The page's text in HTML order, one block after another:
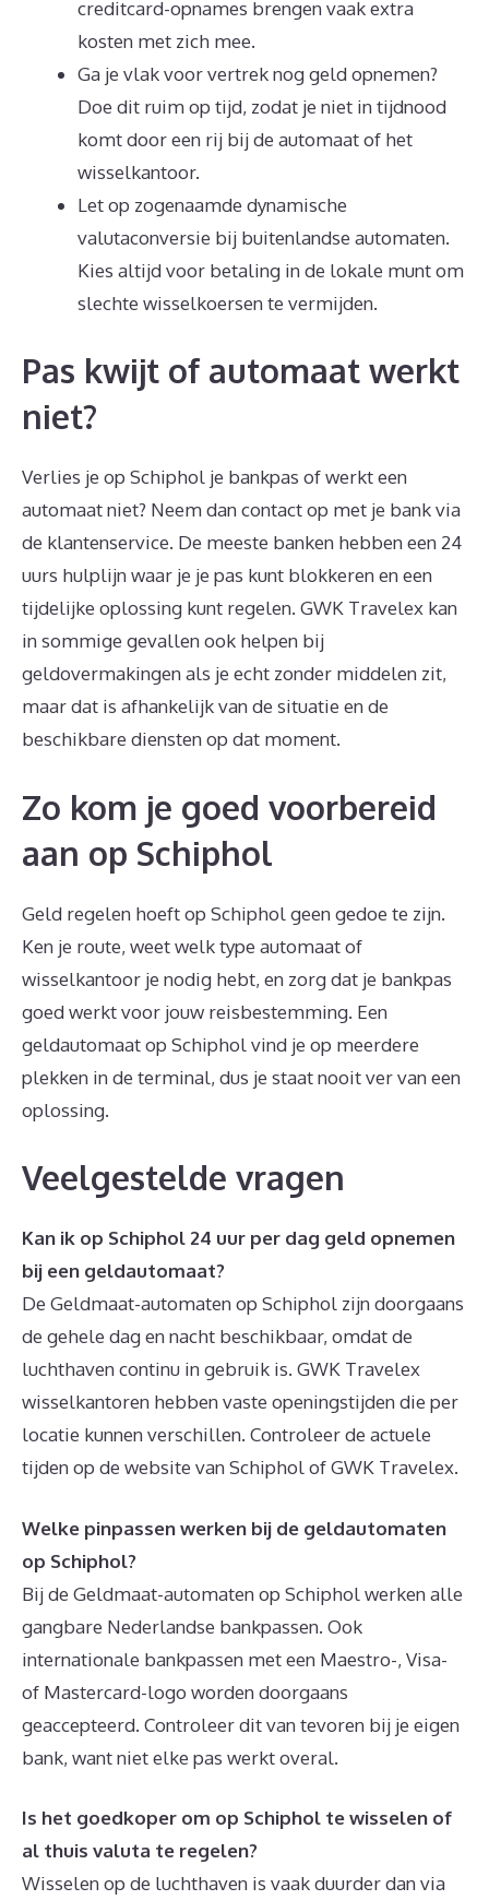
creditcard-opnames brengen vaak extra
kosten met zich mee.
Ga je vlak voor vertrek nog geld opnemen?
Doe dit ruim op tijd, zodat je niet in tijdnood
komt door een rij bij de automaat of het
wisselkantoor.
Let op zogenaamde dynamische
valutaconversie bij buitenlandse automaten.
Kies altijd voor betaling in de lokale munt om
slechte wisselkoersen te vermijden.
Pas kwijt of automaat werkt
niet?
Verlies je op Schiphol je bankpas of werkt een
automaat niet? Neem dan contact op met je bank via
de klantenservice. De meeste banken hebben een 24
uurs hulplijn waar je je pas kunt blokkeren en een
tijdelijke oplossing kunt regelen. GWK Travelex kan
in sommige gevallen ook helpen bij
geldovermakingen als je echt zonder middelen zit,
maar dat is afhankelijk van de situatie en de
beschikbare diensten op dat moment.
Zo kom je goed voorbereid
aan op Schiphol
Geld regelen hoeft op Schiphol geen gedoe te zijn.
Ken je route, weet welk type automaat of
wisselkantoor je nodig hebt, en zorg dat je bankpas
goed werkt voor jouw reisbestemming. Een
geldautomaat op Schiphol vind je op meerdere
plekken in de terminal, dus je staat nooit ver van een
oplossing.
Veelgestelde vragen
Kan ik op Schiphol 24 uur per dag geld opnemen
bij een geldautomaat?
De Geldmaat-automaten op Schiphol zijn doorgaans
de gehele dag en nacht beschikbaar, omdat de
luchthaven continu in gebruik is. GWK Travelex
wisselkantoren hebben vaste openingstijden die per
locatie kunnen verschillen. Controleer de actuele
tijden op de website van Schiphol of GWK Travelex.
Welke pinpassen werken bij de geldautomaten
op Schiphol?
Bij de Geldmaat-automaten op Schiphol werken alle
gangbare Nederlandse bankpassen. Ook
internationale bankpassen met een Maestro-, Visa-
of Mastercard-logo worden doorgaans
geaccepteerd. Controleer dit van tevoren bij je eigen
bank, want niet elke pas werkt overal.
Is het goedkoper om op Schiphol te wisselen of
al thuis valuta te regelen?
Wisselen op de luchthaven is vaak duurder dan via